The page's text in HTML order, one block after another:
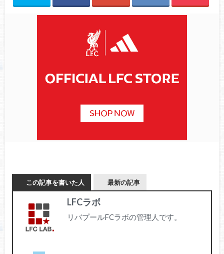
この記事を書いた人 最新の記事
LFCラボ
リバプールFCラボの管理人です。